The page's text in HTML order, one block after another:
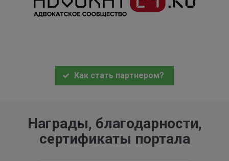
Как стать партнером?
Награды, благодарности,
сертификаты портала